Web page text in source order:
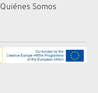
Quiénes Somos